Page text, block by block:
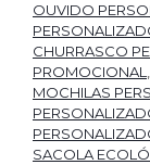
OUVIDO
CHURRASCO
PROMOCIONAL,
MOCHILAS
SACOLA